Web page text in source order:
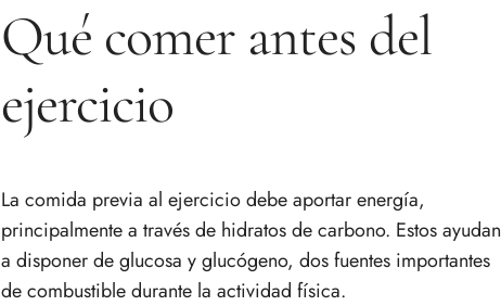
Qué comer antes del
ejercicio
La comida previa al ejercicio debe aportar energía,
principalmente a través de hidratos de carbono. Estos ayudan
a disponer de glucosa y glucógeno, dos fuentes importantes
de combustible durante la actividad física.